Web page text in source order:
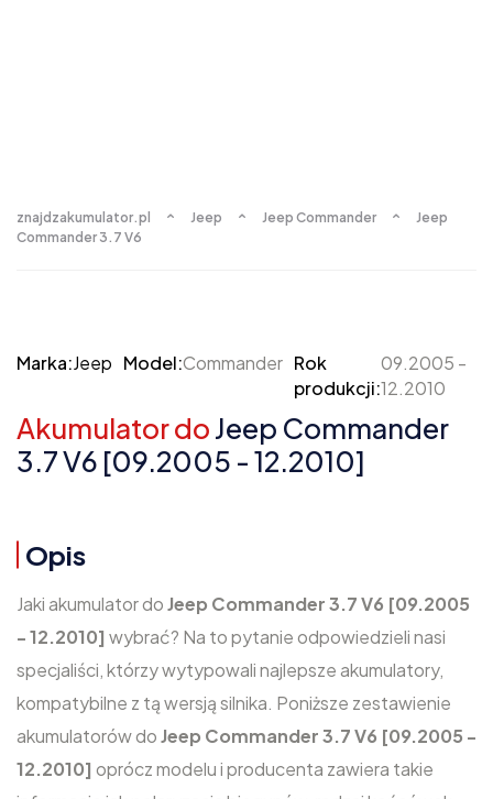
znajdzakumulator.pl Jeep Jeep Commander
Jeep
Commander 3.7 V6
Marka:Jeep Model:Commander Rok
produkcji:
09.2005 -
12.2010
Akumulator doJeep Commander
3.7 V6 [09.2005 - 12.2010]
Opis
Jaki akumulator doJeep Commander 3.7 V6 [09.2005
- 12.2010] wybrać? Na to pytanie odpowiedzieli nasi
specjaliści, którzy wytypowali najlepsze akumulatory,
kompatybilne z tą wersją silnika. Poniższe zestawienie
akumulatorów doJeep Commander 3.7 V6 [09.2005 -
12.2010] oprócz modelu i producenta zawiera takie